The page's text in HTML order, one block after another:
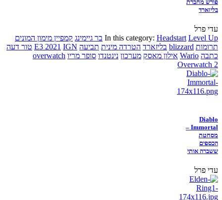
פורש מחברת
בליזארד
עדי פרל
In this category: Headstart Level Up בר גיימינג קמפיין מימון המונים
תרומות blizzard בליזארד הטרדה מינית תביעה E3 2021 IGN
טור דעה
כתבה Wario אילון מאסק מערכון נינטנדו סופר מריו overwatch
Overwatch 2
Diablo
Immortal –
מסחטת
הכספים
ששברה אותי
עדי פרל